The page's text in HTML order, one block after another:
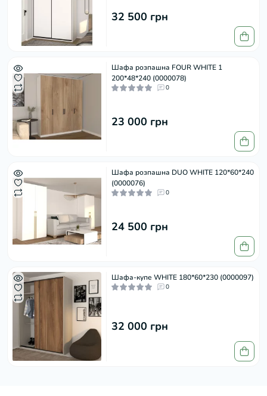
32 500 грн
Шафа розпашна FOUR WHITE 1
200*48*240 (0000078)
0
23 000 грн
Шафа розпашна DUO WHITE 120*60*240
(0000076)
0
24 500 грн
Шафа-купе WHITE 180*60*230 (0000097)
0
32 000 грн